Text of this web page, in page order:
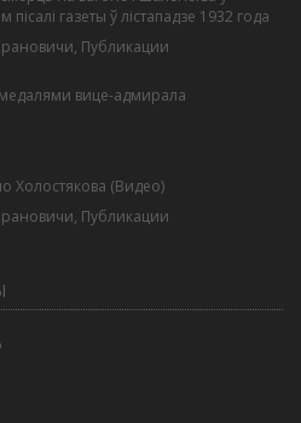
газеты ў лістападзе 1932 года
, Публикации
вице-адмирала
Холостякова (Видео)
, Публикации